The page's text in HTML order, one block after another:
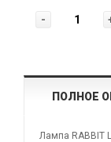
-
ПОЛНОЕ
Лампа RABBIT